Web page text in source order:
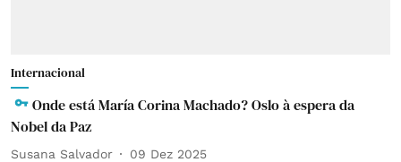
Internacional
Onde está María Corina Machado? Oslo à espera da
Nobel da Paz
Susana Salvador 09 Dez 2025